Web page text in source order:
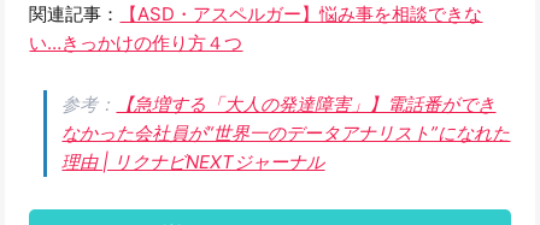
関連記事：
【ASD・アスペルガー】悩み事を相談できな
い…きっかけの作り方４つ
参考：
【急増する「大人の発達障害」】電話番ができ
なかった会社員が“世界一のデータアナリスト”になれた
理由 | リクナビNEXTジャーナル